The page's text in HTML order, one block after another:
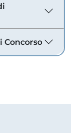
Concorso